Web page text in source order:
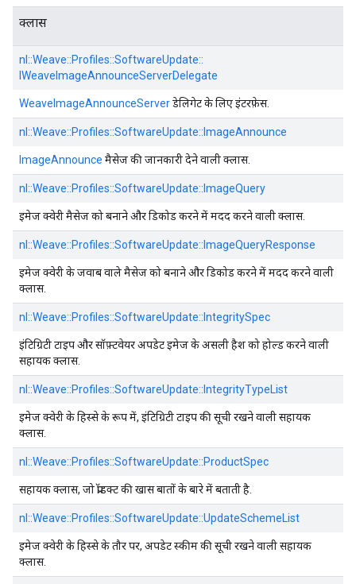
क्लास
nl::Weave::Profiles::SoftwareUpdate::
IWeaveImageAnnounceServerDelegate
WeaveImageAnnounceServerडेलिगेट के लिए इंटरफ़ेस.
nl::Weave::Profiles::SoftwareUpdate:: ImageAnnounce
ImageAnnounce मैसेज की जानकारी देने वाली क्लास.
nl::Weave::Profiles::SoftwareUpdate:: ImageQuery
इमेज क्वेरी मैसेज को बनाने और डिकोड करने में मदद करने वाली क्लास.
nl::Weave::Profiles::SoftwareUpdate:: ImageQueryResponse
इमेज क्वेरी के जवाब वाले मैसेज को बनाने और डिकोड करने में मदद करने वाली
क्लास.
nl::Weave::Profiles::SoftwareUpdate:: IntegritySpec
इंटिग्रिटी टाइप और सॉफ़्टवेयर अपडेट इमेज के असली हैश को होल्ड करने वाली
सहायक क्लास.
nl::Weave::Profiles::SoftwareUpdate:: IntegrityTypeList
इमेज क्वेरी के हिस्से के रूप में, इंटिग्रिटी टाइप की सूची रखने वाली सहायक
क्लास.
nl::Weave::Profiles::SoftwareUpdate::ProductSpec
सहायक क्लास, जो प्रॉडक्ट की खास बातों के बारे में बताती है.
nl::Weave::Profiles::SoftwareUpdate::UpdateSchemeList
इमेज क्वेरी के हिस्से के तौर पर, अपडेट स्कीम की सूची रखने वाली सहायक
क्लास.